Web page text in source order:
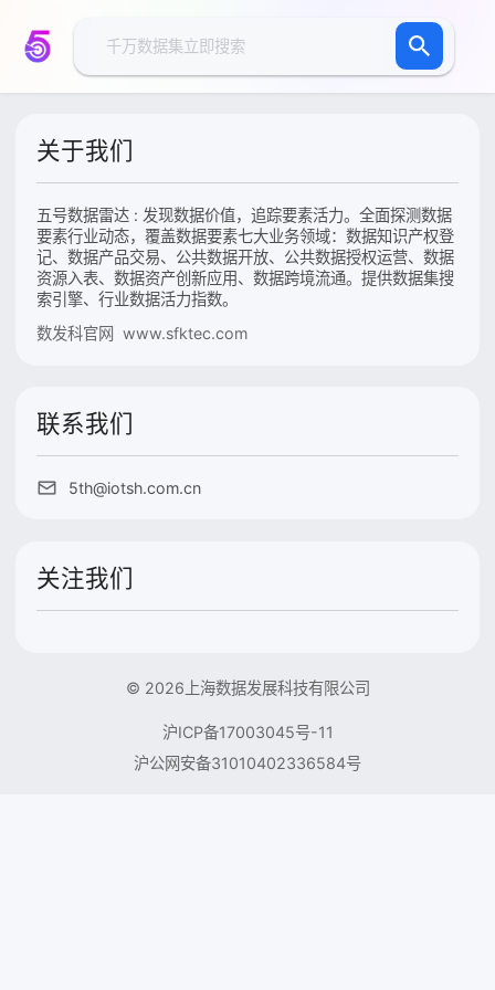
关于我们
五号数据雷达 : 发现数据价值，追踪要素活力。全面探测数据
要素行业动态，覆盖数据要素七大业务领域：数据知识产权登
记、数据产品交易、公共数据开放、公共数据授权运营、数据
资源入表、数据资产创新应用、数据跨境流通。提供数据集搜
索引擎、行业数据活力指数。
数发科官网 www.sfktec.com
联系我们
5th@iotsh.com.cn
关注我们
© 2026上海数据发展科技有限公司
沪ICP备17003045号-11
沪公网安备31010402336584号